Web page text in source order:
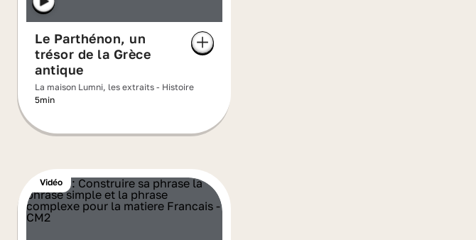
Le Parthénon, un
trésor de la Grèce
antique
La maison Lumni, les extraits - Histoire
5min
Vidéo